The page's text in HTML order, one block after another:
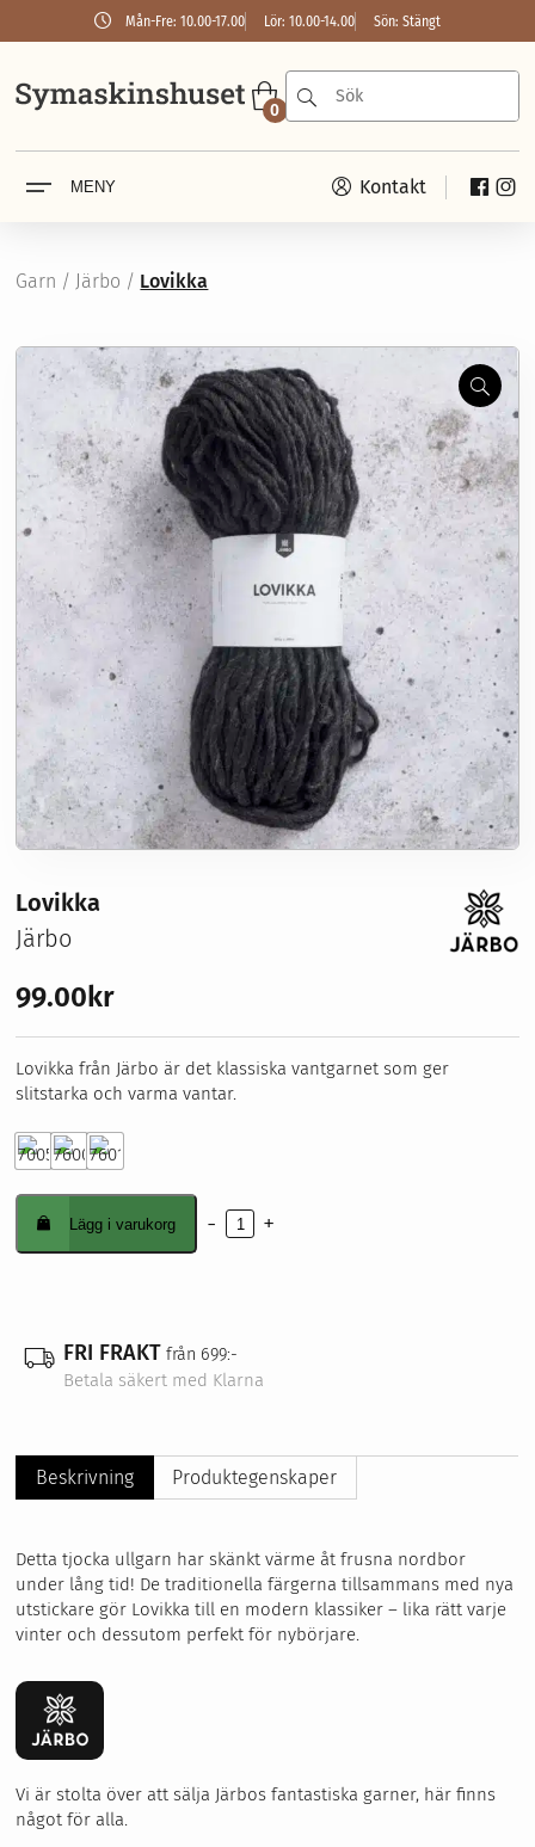
Mån-Fre: 10.00-17.00 Lör: 10.00-14.00 Sön: Stängt
0
MENY
Symaskiner
Brother
Janome
Husqvarna
Brother
SINGER
Baby Lock
Garn
Broderi
Sybehör
Stickor, virknålar & tillbehör
Förvaring
Nyheter
Våra erbjudanden
Symaskinsservice
Kurser
Om oss
Kontakt
Garn / Järbo / Lovikka
Zoom
Lovikka
Järbo
99.00 kr
Lovikka från Järbo är det klassiska vantgarnet som ger
slitstarka och varma vantar.
Lägg i varukorg -
Lovikka
mängd
+
FRI FRAKT från 699:-
Betala säkert med Klarna
Beskrivning Produktegenskaper
Detta tjocka ullgarn har skänkt värme åt frusna nordbor
under lång tid! De traditionella färgerna tillsammans med nya
utstickare gör Lovikka till en modern klassiker – lika rätt varje
vinter och dessutom perfekt för nybörjare.
Vi är stolta över att sälja Järbos fantastiska garner, här finns
något för alla.